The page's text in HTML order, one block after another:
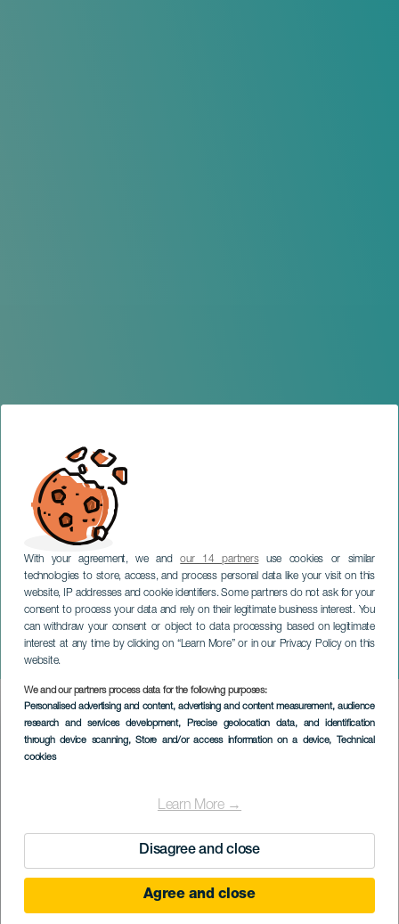
With your agreement, we andour 14 partnersuse cookies or similar
technologies to store, access, and process personal data like your visit on this
website, IP addresses and cookie identifiers. Some partners do not ask for your
consent to process your data and rely on their legitimate business interest. You
can withdraw your consent or object to data processing based on legitimate
interest at any time by clicking on “Learn More” or in our Privacy Policy on this
website.
We and our partners process data for the following purposes:
Personalised advertising and content, advertising and content measurement, audience
research and services development, Precise geolocation data, and identification
through device scanning, Store and/or access information on a device, Technical
cookies
Learn More →
Disagree and close
Agree and close
Hidrosfera Festival
TENERIFE
Imagen
Listado